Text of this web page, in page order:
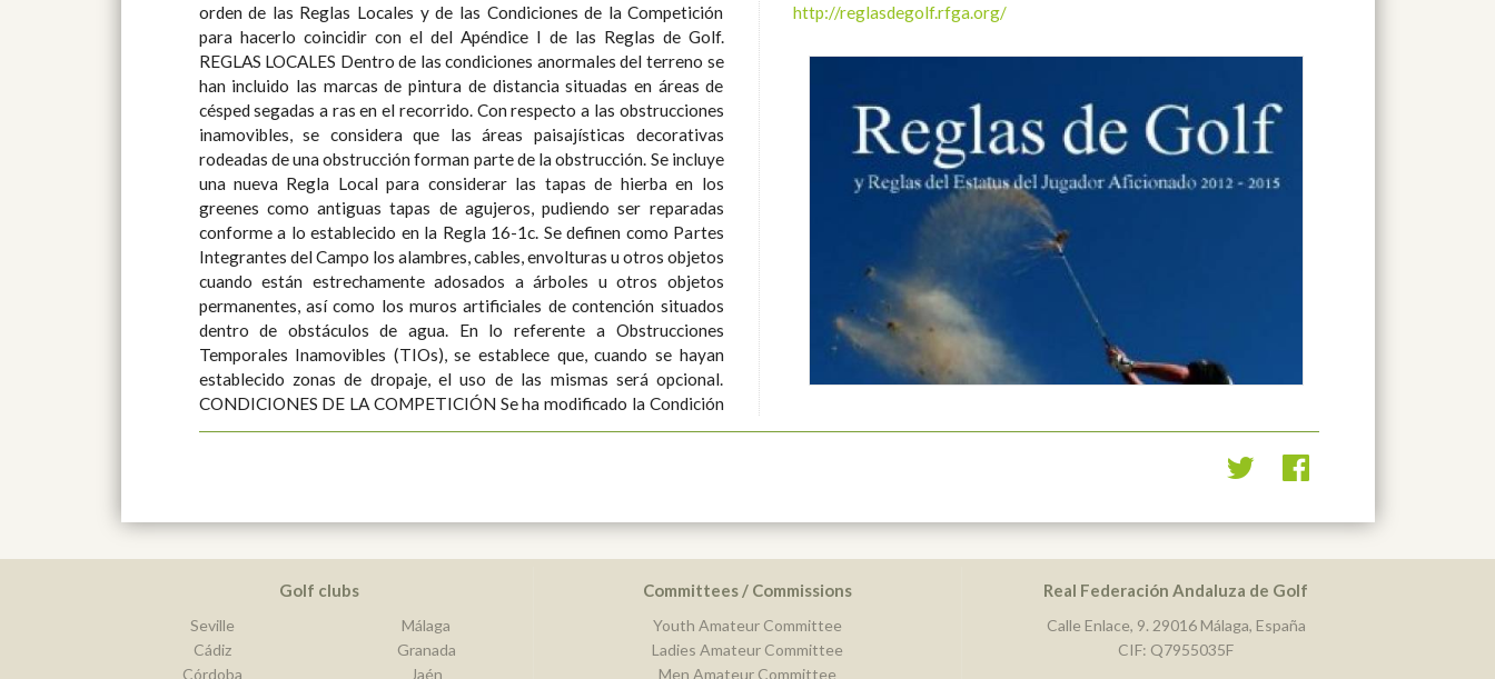
orden de las Reglas Locales y de las Condiciones de la Competición
para hacerlo coincidir con el del Apéndice I de las Reglas de Golf.
REGLAS LOCALES Dentro de las condiciones anormales del terreno se
han incluido las marcas de pintura de distancia situadas en áreas de
césped segadas a ras en el recorrido. Con respecto a las obstrucciones
inamovibles, se considera que las áreas paisajísticas decorativas
rodeadas de una obstrucción forman parte de la obstrucción. Se incluye
una nueva Regla Local para considerar las tapas de hierba en los
greenes como antiguas tapas de agujeros, pudiendo ser reparadas
conforme a lo establecido en la Regla 16-1c. Se definen como Partes
Integrantes del Campo los alambres, cables, envolturas u otros objetos
cuando están estrechamente adosados a árboles u otros objetos
permanentes, así como los muros artificiales de contención situados
dentro de obstáculos de agua. En lo referente a Obstrucciones
Temporales Inamovibles (TIOs), se establece que, cuando se hayan
establecido zonas de dropaje, el uso de las mismas será opcional.
CONDICIONES DE LA COMPETICIÓN Se ha modificado la Condición
http://reglasdegolf.rfga.org/
Golf clubs
Seville
Cádiz
Córdoba
Málaga
Granada
Jaén
Committees / Commissions
Youth Amateur Committee
Ladies Amateur Committee
Men Amateur Committee
Real Federación Andaluza de Golf
Calle Enlace, 9. 29016 Málaga, España
CIF: Q7955035F